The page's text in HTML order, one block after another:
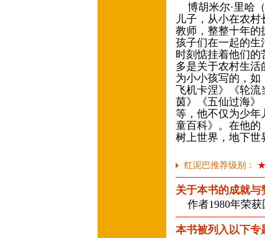
博胡米尔·里哈（
儿子，从小在农
教师，整整十年的
孩子们在一起的生
时刻惦挂着他们
多是关于农村生
为小小孩写的，
飞机卡涅》《轮
茵》《五仙过海》
等，他不仅为少年
童百科》。在他的
树上世界，地下世
红泥巴推荐级别：
关于本书的成就与
作者1980年荣获
本书被列入以下专